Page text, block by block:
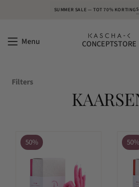
SUMMER SALE — TOT 70% KORTING
Menu CONCEPTSTORE
Filters
50% 50%